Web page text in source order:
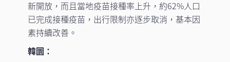
新開放，而且當地疫苗接種率上升，約62%人口
已完成接種疫苗，出行限制亦逐步取消，基本因
素持續改善。
韓圜：